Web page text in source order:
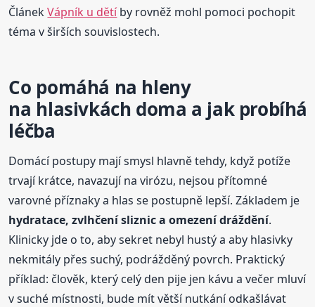
ČlánekVápník u dětíby rovněž mohl pomoci pochopit
téma v širších souvislostech.
Co pomáhá na hleny
na hlasivkách doma a jak probíhá
léčba
Domácí postupy mají smysl hlavně tehdy, když potíže
trvají krátce, navazují na virózu, nejsou přítomné
varovné příznaky a hlas se postupně lepší. Základem je
hydratace, zvlhčení sliznic a omezení dráždění.
Klinicky jde o to, aby sekret nebyl hustý a aby hlasivky
nekmitály přes suchý, podrážděný povrch. Praktický
příklad: člověk, který celý den pije jen kávu a večer mluví
v suché místnosti, bude mít větší nutkání odkašlávat